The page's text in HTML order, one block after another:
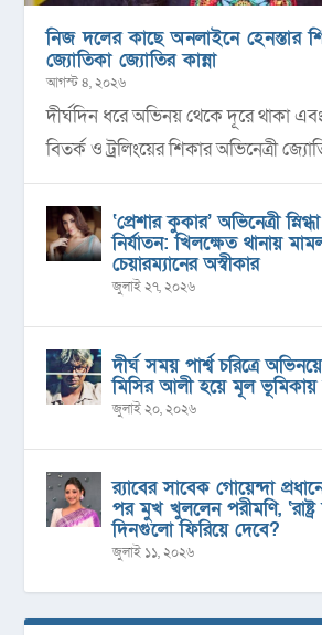
নিজ দলের কাছে অনলাইনে হেনস্তার
জ্যোতিকা জ্যোতির কান্না
আগস্ট ৪, ২০২৬
দীর্ঘদিন ধরে অভিনয় থেকে দূরে থাকা
বিতর্ক ও ট্রলিংয়ের শিকার অভিনেত্রী
‘প্রেশার কুকার’ অভিনেত্রী
নির্যাতন: খিলক্ষেত থানায়
চেয়ারম্যানের অস্বীকার
জুলাই ২৭, ২০২৬
দীর্ঘ সময় পার্শ্ব চরিত্রে
মিসির আলী হয়ে মূল ভূমিকায়
জুলাই ২০, ২০২৬
র‍্যাবের সাবেক গোয়েন্দা
পর মুখ খুললেন পরীমণি,
দিনগুলো ফিরিয়ে দেবে?
জুলাই ১১, ২০২৬